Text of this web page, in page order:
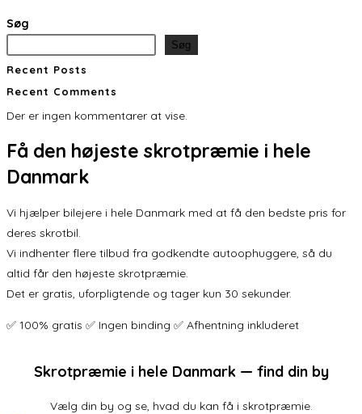
Søg
Søg
Recent Posts
Recent Comments
Der er ingen kommentarer at vise.
Få den højeste skrotpræmie i hele
Danmark
Vi hjælper bilejere i hele Danmark med at få den bedste pris for
deres skrotbil.
Vi indhenter flere tilbud fra godkendte autoophuggere, så du
altid får den højeste skrotpræmie.
Det er gratis, uforpligtende og tager kun 30 sekunder.
✅ 100% gratis ✅ Ingen binding ✅ Afhentning inkluderet
Skrotpræmie i hele Danmark — find din by
Vælg din by og se, hvad du kan få i skrotpræmie.